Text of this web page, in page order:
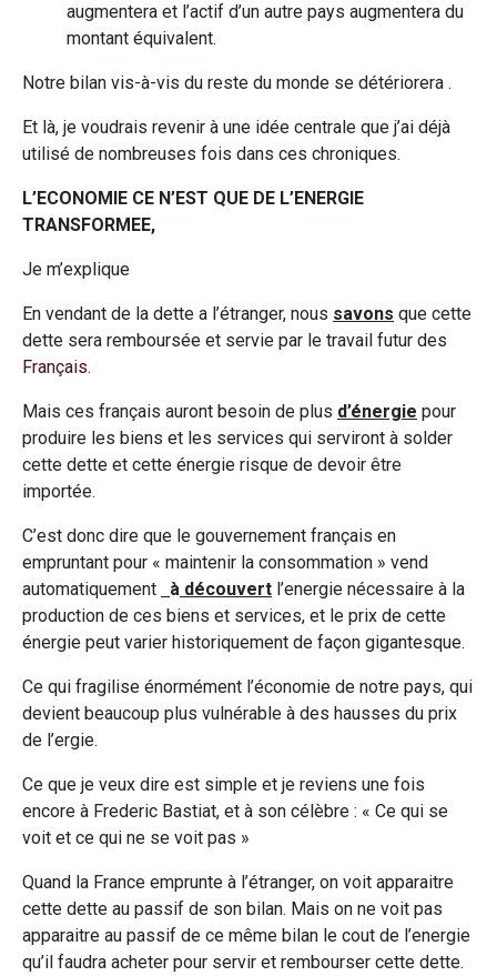
augmentera et l’actif d’un autre pays augmentera du
montant équivalent.
Notre bilan vis-à-vis du reste du monde se détériorera .
Et là, je voudrais revenir à une idée centrale que j’ai déjà
utilisé de nombreuses fois dans ces chroniques.
L’ECONOMIE CE N’EST QUE DE L’ENERGIE
TRANSFORMEE,
Je m’explique
En vendant de la dette a l’étranger, nous savons que cette
dette sera remboursée et servie par le travail futur des
Français.
Mais ces français auront besoin de plus d’énergie pour
produire les biens et les services qui serviront à solder
cette dette et cette énergie risque de devoir être
importée.
C’est donc dire que le gouvernement français en
empruntant pour « maintenir la consommation » vend
automatiquement
à découvert l’energie nécessaire à la
production de ces biens et services, et le prix de cette
énergie peut varier historiquement de façon gigantesque.
Ce qui fragilise énormément l’économie de notre pays, qui
devient beaucoup plus vulnérable à des hausses du prix
de l’ergie.
Ce que je veux dire est simple et je reviens une fois
encore à Frederic Bastiat, et à son célèbre : « Ce qui se
voit et ce qui ne se voit pas »
Quand la France emprunte à l’étranger, on voit apparaitre
cette dette au passif de son bilan. Mais on ne voit pas
apparaitre au passif de ce même bilan le cout de l’energie
qu’il faudra acheter pour servir et rembourser cette dette.